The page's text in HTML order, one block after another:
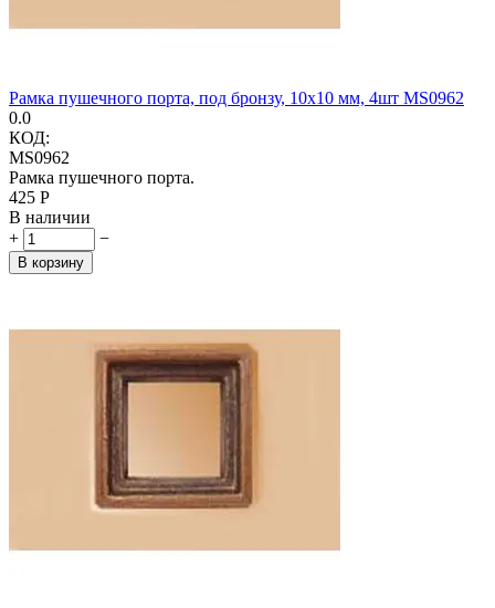
Рамка пушечного порта, под бронзу, 10х10 мм, 4шт MS0962
0.0
КОД:
MS0962
Рамка пушечного порта.
‍425‍ Р
В наличии
+
−
В корзину